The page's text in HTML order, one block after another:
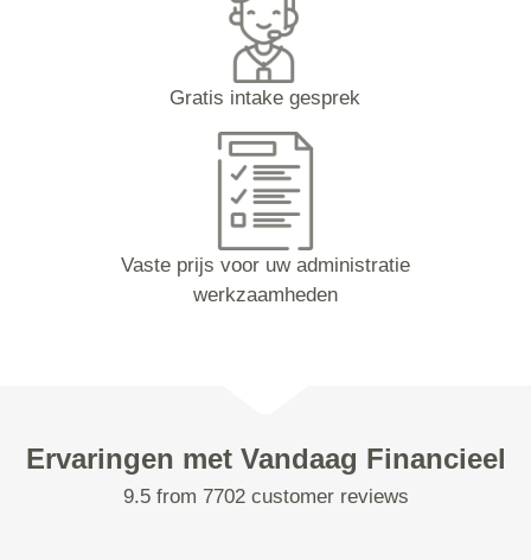
Gratis intake gesprek
Vaste prijs voor uw administratie
werkzaamheden
Ervaringen met Vandaag Financieel
9.5 from 7702 customer reviews